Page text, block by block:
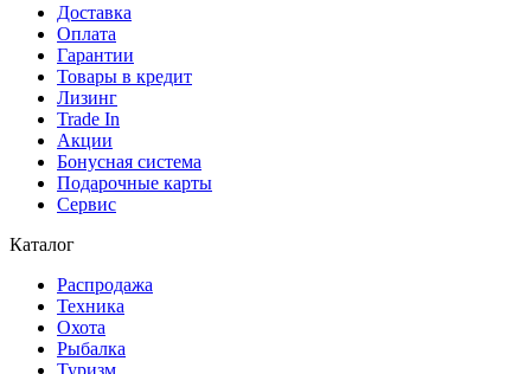
Доставка
Оплата
Гарантии
Товары в кредит
Лизинг
Trade In
Акции
Бонусная система
Подарочные карты
Сервис
Каталог
Распродажа
Техника
Охота
Рыбалка
Туризм